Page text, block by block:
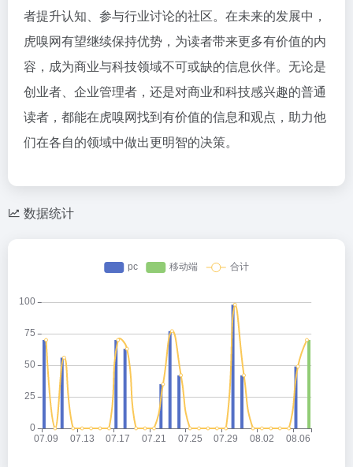
者提升认知、参与行业讨论的社区。在未来的发展中，
虎嗅网有望继续保持优势，为读者带来更多有价值的内
容，成为商业与科技领域不可或缺的信息伙伴。无论是
创业者、企业管理者，还是对商业和科技感兴趣的普通
读者，都能在虎嗅网找到有价值的信息和观点，助力他
们在各自的领域中做出更明智的决策。
数据统计